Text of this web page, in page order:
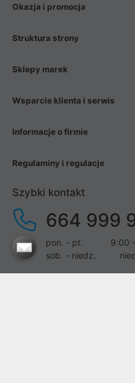
Okazja i promocja
Struktura strony
Sklepy marek
Wsparcie klienta i serwis
Informacje o firmie
Regulaminy i regulacje
Szybki kontakt
664 999
pon. - pt.
9:00
sob. - niedz.